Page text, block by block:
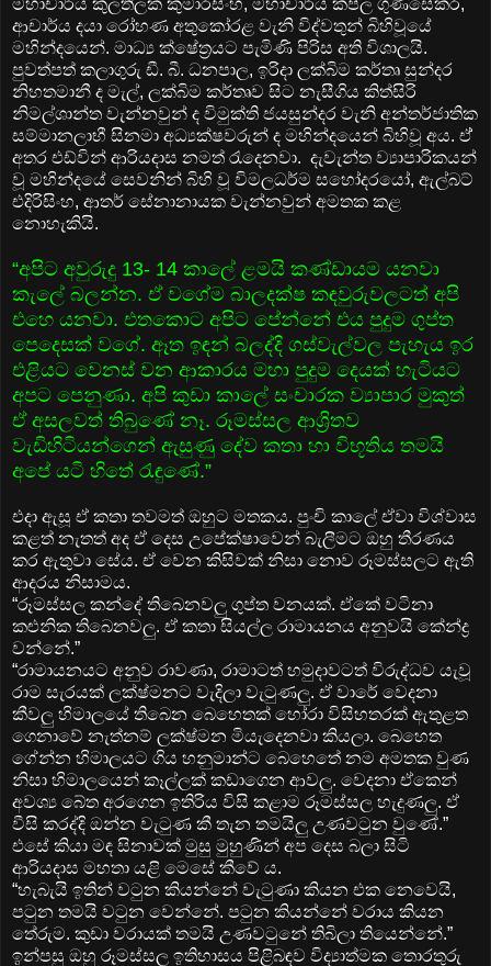
ආචාර්ය දයා රෝහණ අතුකෝරළ වැනි විද්වතුන් බිහිවූයේ
මහින්දයෙන්. මාධ්‍ය ක්ෂේත්‍රයට පැමිණි පිරිස අති විශාලයි.
පුවත්පත් කලාගුරු ඩී. බී. ධනපාල, ඉරිදා ලක්බිම කර්තෘ සුන්දර
නිහතමානී ද මැල්, ලක්බිම කර්තෘව සිට නැසීගිය කිත්සිරි
නිමල්ශාන්ත වැන්නවුන් ද විමුක්ති ජයසුන්දර වැනි අන්තර්ජාතික
සම්මානලාභී සිනමා අධ්‍යක්ෂවරුන් ද මහින්දයෙන් බිහිවූ අය. ඒ්
අතර එඩ්වින් ආරියදාස නමත් රැදෙනවා. දැවැන්ත ව්‍යාපාරිකයන්
වූ මහින්දයේ සෙවනින් බිහි වූ විමලධර්ම සහෝදරයෝ, ඇල්බට්
එදිරිසිංහ, ආතර් සේනානායක වැන්නවුන් අමතක කළ
නොහැකියි.
“අපිට අවුරුදු 13- 14 කාලේ ළමයි කණ්ඩායම යනවා
කැලේ බලන්න. ඒ වගේම බාලදක්ෂ කඳවුරුවලටත් අපි
එහෙ යනවා. එතකොට අපිට පේන්නේ එය පුදුම ගුප්ත
පෙදෙසක් වගේ. ඈත ඉඳන් බලද්දි ගස්වැල්වල පැහැය ඉර
එළියට වෙනස් වන ආකාරය මහා පුදුම දෙයක් හැටියට
අපට පෙනුණා. අපි කුඩා කාලේ සංචාරක ව්‍යාපාර මුකුත්
ඒ අසලවත් තිබුණේ නෑ. රූමස්සල ආශ්‍රිතව
වැඩිහිටියන්ගෙන් ඇසුණු දේව කතා හා විභූතිය තමයි
අපේ යටි හිතේ රැඳුණේ.”
එදා ඇසූ ඒ කතා තවමත් ඔහුට මතකය. පුංචි කාලේ ඒවා විශ්වාස
කළත් නැතත් අද ඒ දෙස උපේක්ෂාවෙන් බැලීමට ඔහු තීරණය
කර ඇතුවා සේය. ඒ වෙන කිසිවක් නිසා නොව රූමස්සලට ඇති
ආදරය නිසාමය.
“රූමස්සල කන්දේ තිබෙනවලු ගුප්ත වනයක්. ඒකේ වටිනා
කළුනික තිබෙනවලු. ඒ කතා සියල්ල රාමායනය අනුවයි කේන්ද්‍ර
වන්නේ.”
“රාමායනයට අනුව රාවණා, රාමාටත් හමුදාවටත් විරුද්ධව යැවූ
රාම සැරයක් ලක්ෂ්මනට වැදිලා වැටුණලු. ඒ වාරේ වෙදනා
කීවලු හිමාලයේ තිබෙන බෙහෙතක් හෝරා විසිහතරක් ඇතුළත
ගෙනාවේ නැත්නම් ලක්ෂ්මන මියැදෙනවා කියලා. බෙහෙත
ගේන්න හිමාලයට ගිය හනුමාන්ට බෙහෙතේ නම අමතක වුණ
නිසා හිමාලයෙන් කෑල්ලක් කඩාගෙන ආවලු. වෙදනා ඒකෙන්
අවශ්‍ය බේත අරගෙන ඉතිරිය විසි කළාම රූමස්සල හැදුණලු. ඒ
වීසි කරද්දි ඔන්න වැටුණ කී තැන තමයිලු උණවටුන වුණේ.”
එසේ කියා මඳ සිනාවක් මුසු මුහුණින් අප දෙස බලා සිටි
ආරියදාස මහතා යළි මෙසේ කීවේ ය.
“හැබැයි ඉතින් වටුන කියන්නේ වැටුණා කියන එක නෙවෙයි,
පටුන තමයි වටුන වෙන්නේ. පටුන කියන්නේ වරාය කියන
තේරුම. කුඩා වරායක් තමයි උණවටුනේ තිබිලා තියෙන්නේ.”
ඉන්පසු ඔහු රූමස්සල ඉතිහාසය පිළිබඳව විද්‍යාත්මක තොරතුරු